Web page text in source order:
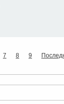
7 8 9